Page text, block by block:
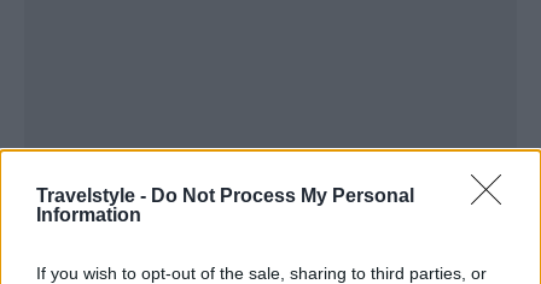
Travelstyle - Do Not Process My Personal
Information
If you wish to opt-out of the sale, sharing to third parties, or